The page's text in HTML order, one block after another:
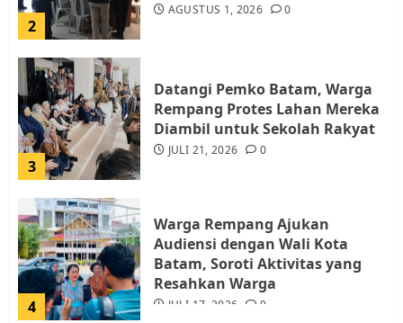
2
AGUSTUS 1, 2026 0
3
Datangi Pemko Batam, Warga
Rempang Protes Lahan Mereka
Diambil untuk Sekolah Rakyat
JULI 21, 2026 0
4
Warga Rempang Ajukan
Audiensi dengan Wali Kota
Batam, Soroti Aktivitas yang
Resahkan Warga
JULI 17, 2026 0